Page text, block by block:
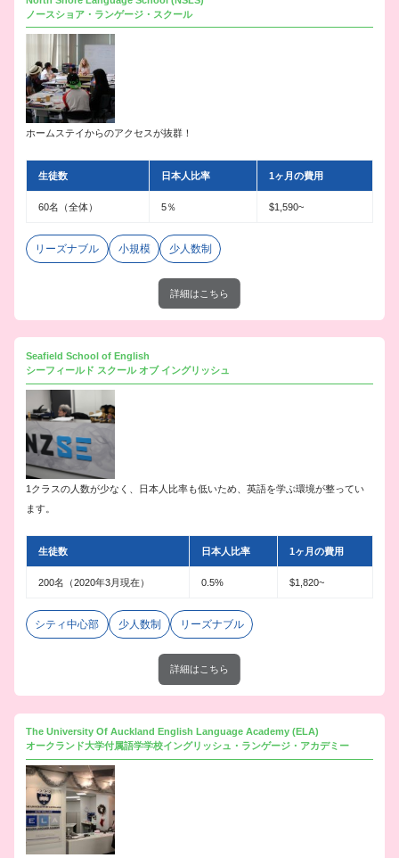
ノースショア・ランゲージ・スクール
ホームステイからのアクセスが抜群！
生徒数 日本人比率 1ヶ月の費用
60名（全体） 5％ $1,590~
リーズナブル 小規模 少人数制
詳細はこちら
Seafield School of English
シーフィールド スクール オブ イングリッシュ
1クラスの人数が少なく、日本人比率も低いため、英語を学ぶ環境が整ってい
ます。
生徒数 日本人比率 1ヶ月の費用
200名（2020年3月現在） 0.5% $1,820~
シティ中心部 少人数制 リーズナブル
詳細はこちら
The University Of Auckland English Language Academy (ELA)
オークランド大学付属語学学校イングリッシュ・ランゲージ・アカデミー